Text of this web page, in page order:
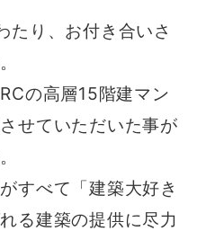
たり、お付き合いさ
の高層15階建マン
せていただいた事が
すべて「建築大好き
る建築の提供に尽力